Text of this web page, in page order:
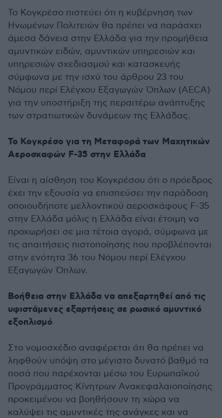
Το Κογκρέσο πιστεύει ότι η κυβέρνηση των
Ηνωμένων Πολιτειών θα πρέπει να παράσχει
άμεσα δάνεια στην Ελλάδα για την προμήθεια
αμυντικών ειδών, αμυντικών υπηρεσιών και
υπηρεσιών σχεδιασμού και κατασκευής
σύμφωνα με την ισχύ του άρθρου 23 του
Νόμου περί Ελέγχου Εξαγωγών Όπλων (AECA)
για την υποστήριξη της περαιτέρω ανάπτυξης
των στρατιωτικών δυνάμεων της Ελλάδας.
Το Κογκρέσο για τη Μεταφορά των Μαχητικών
Αεροσκαφών F-35 στην Ελλάδα
Είναι η αίσθηση του Κογκρέσου ότι ο πρόεδρος
έχει την εξουσία να επισπεύσει την παράδοση
οποιουδήποτε μελλοντικού αεροσκάφους F-35
στην Ελλάδα μόλις η Ελλάδα είναι έτοιμη να
προχωρήσει σε μια τέτοια αγορά, σύμφωνα με
τις απαιτήσεις πιστοποίησης που προβλέπονται
στην ενότητα 36 του Νόμου περί Ελέγχου
Εξαγωγών Όπλων.
Βοήθεια στην Ελλάδα να απεξαρτηθεί από τις
υφιστάμενες εξαρτήσεις σε ρωσικό αμυντικό
εξοπλισμό
Στο νομοσχέδιο αναφέρεται ότι θα πρέπει να
ληφθούν υπόψη στο μέγιστο δυνατό βαθμό τα
ποσά που παρέχονται μέσω του Ευρωπαϊκού
Προγράμματος Κίνητρων Ανακεφαλαιοποίησης
προκειμένου να βοηθήσουν τη χώρα να
καλύψει τις αμυντικές της ανάγκες και να